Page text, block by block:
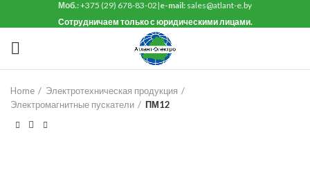
Моб.:+375 (29) 678-83-02 |e-mail: sales@atlant-e.by
Сотрудничаем только с юридическими лицами.
Home
Электротехническая продукция
Электромагнитные пускатели
ПМ12